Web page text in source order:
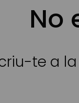
No
te a